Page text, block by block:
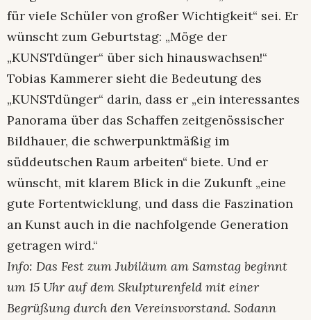
für viele Schüler von großer Wichtigkeit“ sei. Er
wünscht zum Geburtstag: „Möge der
„KUNSTdünger“ über sich hinauswachsen!“
Tobias Kammerer sieht die Bedeutung des
„KUNSTdünger“ darin, dass er „ein interessantes
Panorama über das Schaffen zeitgenössischer
Bildhauer, die schwerpunktmäßig im
süddeutschen Raum arbeiten“ biete. Und er
wünscht, mit klarem Blick in die Zukunft „eine
gute Fortentwicklung, und dass die Faszination
an Kunst auch in die nachfolgende Generation
getragen wird.“
Info: Das Fest zum Jubiläum am Samstag beginnt
um 15 Uhr auf dem Skulpturenfeld mit einer
Begrüßung durch den Vereinsvorstand. Sodann